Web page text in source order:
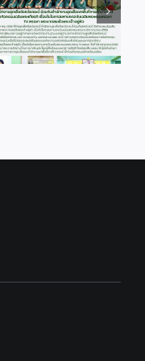
info 28-1